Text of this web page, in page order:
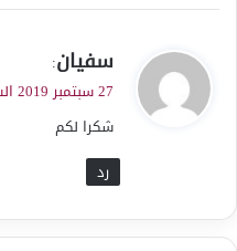
ي
ق
ل
سفيان:
27 سبتمبر 2019 الساعة 21 h 57 min
شكرا لكم
رد